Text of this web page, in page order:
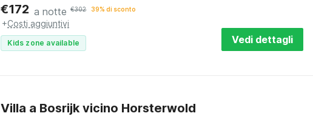
€172 a notte €302 39% di sconto
+Costi aggiuntivi
Kids zone available Vedi dettagli
Villa a Bosrijk vicino Horsterwold